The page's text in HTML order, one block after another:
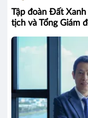
Tập đoàn Đất Xanh
tịch và Tổng Giám